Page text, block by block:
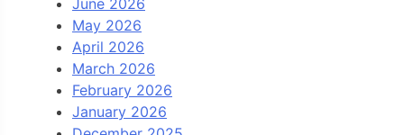
May 2026
April 2026
March 2026
February 2026
January 2026